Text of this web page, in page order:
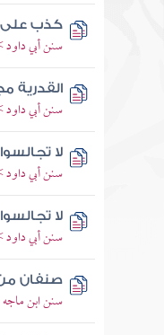
كذب على
سنن أبي
القدرية
سنن أبي
لا
سنن أبي
لا
سنن أبي
صنفان من
سنن ابن ماجه